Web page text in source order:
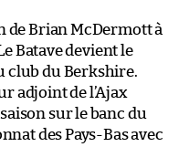
de Brian McDermott à
Batave devient le
club du Berkshire.
adjoint de l’Ajax
sur le banc du
des Pays-Bas avec